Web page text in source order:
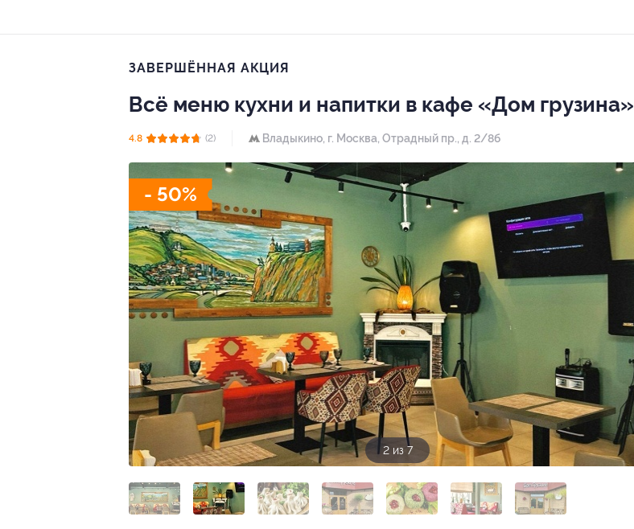
ЗАВЕРШЁННАЯ АКЦИЯ
Всё меню кухни и напитки в кафе «Дом грузина»
4.8 (2) Владыкино, г. Москва, Отрадный пр., д. 2/8б
- 50%
3 из 7